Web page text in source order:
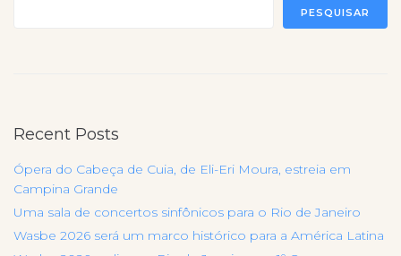
PESQUISAR
Recent Posts
Ópera do Cabeça de Cuia, de Eli-Eri Moura, estreia em
Campina Grande
Uma sala de concertos sinfônicos para o Rio de Janeiro
Wasbe 2026 será um marco histórico para a América Latina